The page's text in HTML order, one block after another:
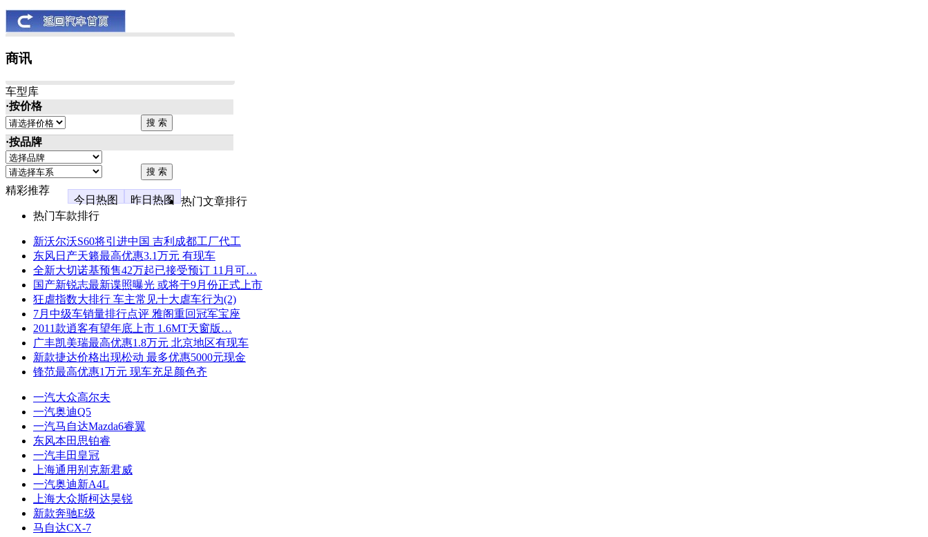
商讯
车型库
·按价格
·按品牌
精彩推荐
今日热图
昨日热图
热门文章排行
热门车款排行
新沃尔沃S60将引进中国 吉利成都工厂代工
东风日产天籁最高优惠3.1万元 有现车
全新大切诺基预售42万起已接受预订 11月可…
国产新锐志最新谍照曝光 或将于9月份正式上市
狂虐指数大排行 车主常见十大虐车行为(2)
7月中级车销量排行点评 雅阁重回冠军宝座
2011款逍客有望年底上市 1.6MT天窗版…
广丰凯美瑞最高优惠1.8万元 北京地区有现车
新款捷达价格出现松动 最多优惠5000元现金
锋范最高优惠1万元 现车充足颜色齐
一汽大众高尔夫
一汽奥迪Q5
一汽马自达Mazda6睿翼
东风本田思铂睿
一汽丰田皇冠
上海通用别克新君威
一汽奥迪新A4L
上海大众斯柯达昊锐
新款奔驰E级
马自达CX-7